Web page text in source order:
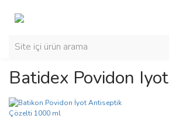
Batidex Povidon Iyot